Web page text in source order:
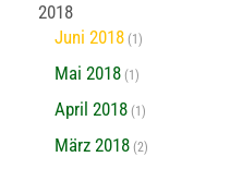
2018
Juni 2018 (1)
Mai 2018 (1)
April 2018 (1)
März 2018 (2)